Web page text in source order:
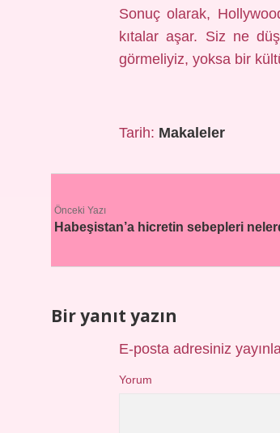
Sonuç olarak,
kıtalar aşar. Siz ne
görmeliyiz, yoksa bir
Tarih: Makaleler
Önceki Yazı
Habeşistan’a hicretin sebepleri
Bir yanıt yazın
E-posta adresiniz
Yorum